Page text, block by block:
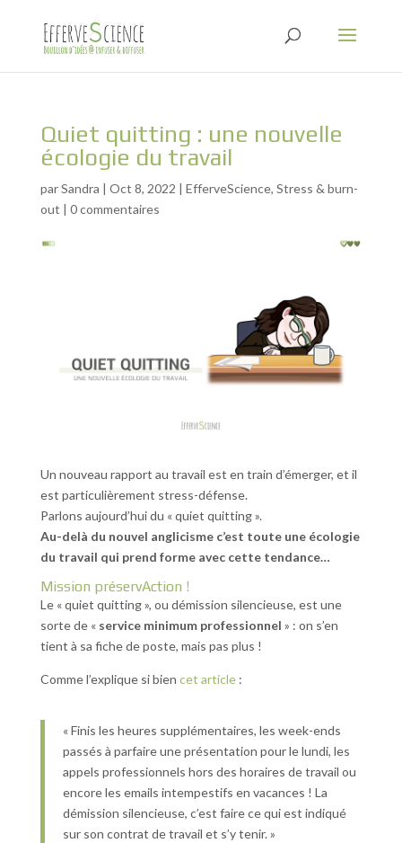
Quiet quitting : une nouvelle
écologie du travail
parSandra | Oct 8, 2022 | EfferveScience, Stress & burn-
out | 0 commentaires
Un nouveau rapport au travail est en train d’émerger, et il
est particulièrement stress-défense.
Parlons aujourd’hui du « quiet quitting ».
Au-delà du nouvel anglicisme c’est toute une écologie
du travail qui prend forme avec cette tendance…
Mission préservAction !
Le « quiet quitting », ou démission silencieuse, est une
sorte de « service minimum professionnel » : on s’en
tient à sa fiche de poste, mais pas plus !
Comme l’explique si bien cet article:
« Finis les heures supplémentaires, les week-ends
passés à parfaire une présentation pour le lundi, les
appels professionnels hors des horaires de travail ou
encore les emails intempestifs en vacances ! La
démission silencieuse, c’est faire ce qui est indiqué
sur son contrat de travail et s’y tenir. »